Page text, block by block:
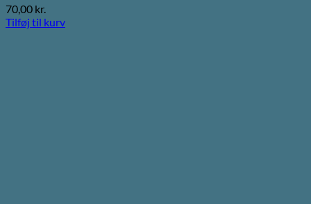
70,00 kr.
Tilføj til kurv